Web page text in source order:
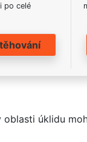
po celé
oblasti úklidu